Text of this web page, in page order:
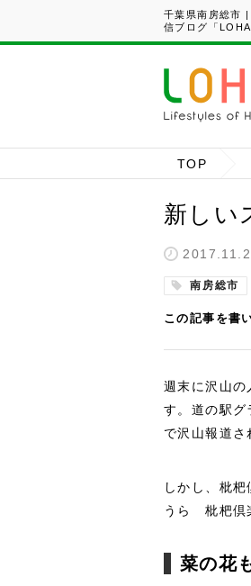
千葉県南房総市
信ブログ「
TOP
新しい
南房総市
この記事を書
週末に沢山
す。道の駅グ
で沢山報道さ
しかし、枇
うら 枇杷倶
菜の花